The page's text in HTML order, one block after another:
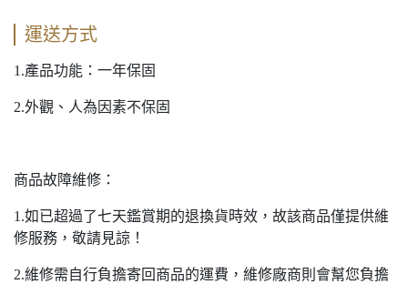
運送方式
1.產品功能：一年保固
2.外觀、人為因素不保固
商品故障維修：
1.如已超過了七天鑑賞期的退換貨時效，故該商品僅提供維
修服務，敬請見諒！
2.維修需自行負擔寄回商品的運費，維修廠商則會幫您負擔